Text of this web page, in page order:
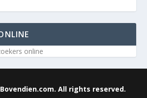
online
All rights reserved.